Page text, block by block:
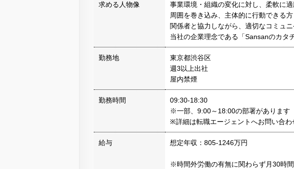
求める人物像
事業環境・組織の変化に対し、柔軟に
周囲を巻き込み、主体的に行動できる方
関係者と協力しながら、適切なコミュ
当社の企業理念である「Sansanのカタ
勤務地
東京都渋谷区
週3以上出社
屋内禁煙
勤務時間
09:30-18:30
※一部、9:00～18:00の部署があります
※詳細は転職エージェントへお問い合わ
給与 想定年収：805-1246万円
※時間外労働の有無に関わらず月30時